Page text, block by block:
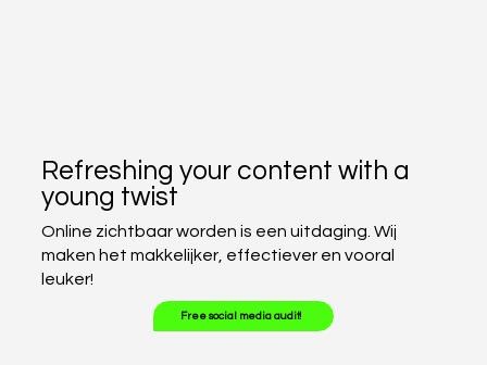
Refreshing your content with a
young twist
Online zichtbaar worden is een uitdaging. Wij
maken het makkelijker, effectiever en vooral
leuker!
Free social media audit!